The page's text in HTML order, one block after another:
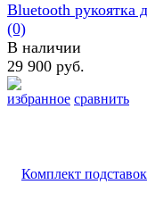
избранное сравнить
Bluetooth рукоятка
(0)
В наличии
29 900 руб.